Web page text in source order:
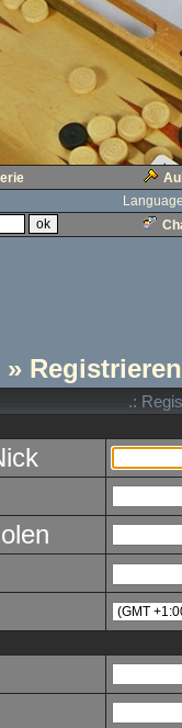
» Registrieren
.: